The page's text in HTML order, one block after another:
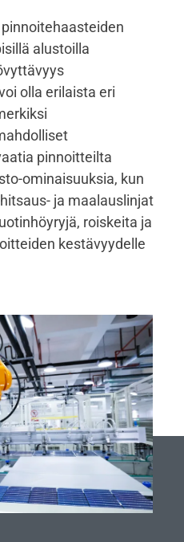
alustoilla
olla erilaista eri
pinnoitteilta
ominaisuuksia, kun
ja maalauslinjat
roiskeita ja
kestävyydelle